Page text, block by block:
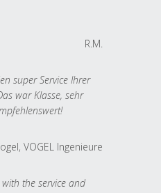
R.M.
super Service Ihrer
war Klasse, sehr
VOGEL Ingenieure
the service and